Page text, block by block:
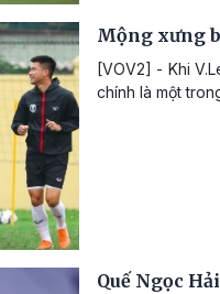
Mộng xưng
[VOV2] - Khi
chính là một
Quế Ngọc